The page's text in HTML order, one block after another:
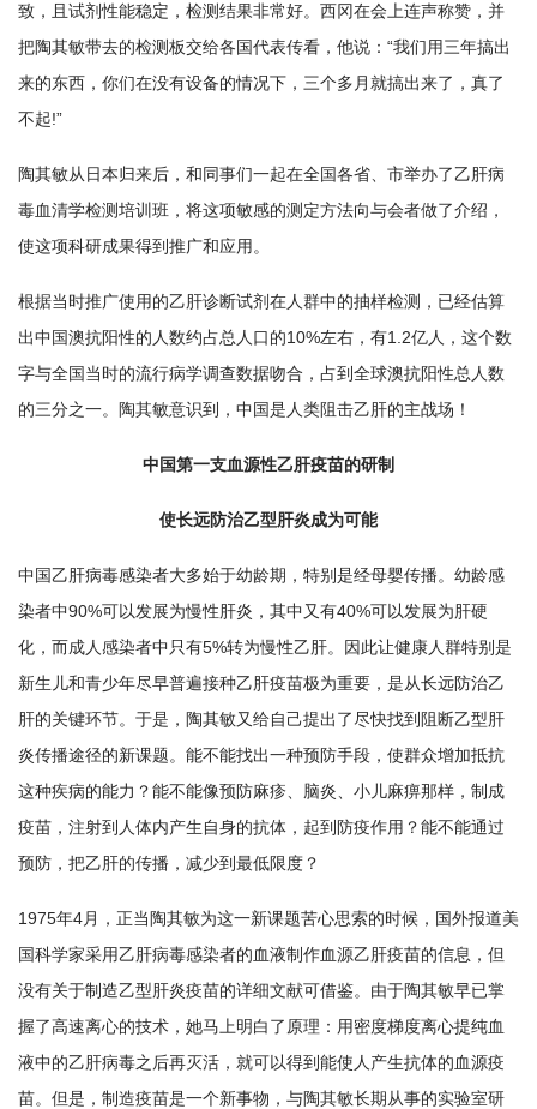
致，且试剂性能稳定，检测结果非常好。西冈在会上连声称赞，并
把陶其敏带去的检测板交给各国代表传看，他说：“我们用三年搞出
来的东西，你们在没有设备的情况下，三个多月就搞出来了，真了
不起!”
陶其敏从日本归来后，和同事们一起在全国各省、市举办了乙肝病
毒血清学检测培训班，将这项敏感的测定方法向与会者做了介绍，
使这项科研成果得到推广和应用。
根据当时推广使用的乙肝诊断试剂在人群中的抽样检测，已经估算
出中国澳抗阳性的人数约占总人口的10%左右，有1.2亿人，这个数
字与全国当时的流行病学调查数据吻合，占到全球澳抗阳性总人数
的三分之一。陶其敏意识到，中国是人类阻击乙肝的主战场！
中国第一支血源性乙肝疫苗的研制
使长远防治乙型肝炎成为可能
中国乙肝病毒感染者大多始于幼龄期，特别是经母婴传播。幼龄感
染者中90%可以发展为慢性肝炎，其中又有40%可以发展为肝硬
化，而成人感染者中只有5%转为慢性乙肝。因此让健康人群特别是
新生儿和青少年尽早普遍接种乙肝疫苗极为重要，是从长远防治乙
肝的关键环节。于是，陶其敏又给自己提出了尽快找到阻断乙型肝
炎传播途径的新课题。能不能找出一种预防手段，使群众增加抵抗
这种疾病的能力？能不能像预防麻疹、脑炎、小儿麻痹那样，制成
疫苗，注射到人体内产生自身的抗体，起到防疫作用？能不能通过
预防，把乙肝的传播，减少到最低限度？
1975年4月，正当陶其敏为这一新课题苦心思索的时候，国外报道美
国科学家采用乙肝病毒感染者的血液制作血源乙肝疫苗的信息，但
没有关于制造乙型肝炎疫苗的详细文献可借鉴。由于陶其敏早已掌
握了高速离心的技术，她马上明白了原理：用密度梯度离心提纯血
液中的乙肝病毒之后再灭活，就可以得到能使人产生抗体的血源疫
苗。但是，制造疫苗是一个新事物，与陶其敏长期从事的实验室研